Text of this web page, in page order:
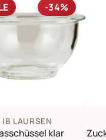
-34%
IB LAURSEN
klar